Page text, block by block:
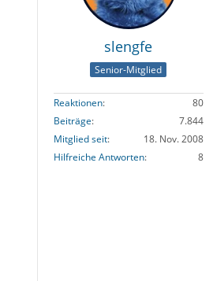
slengfe
Senior-Mitglied
Reaktionen
80
Beiträge
7.844
Mitglied seit
18. Nov. 2008
Hilfreiche Antworten
8